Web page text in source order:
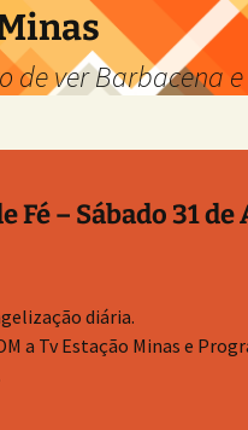
de ver Barbacena
Fé – Sábado 31 de
diária.
a Tv Estação Minas e